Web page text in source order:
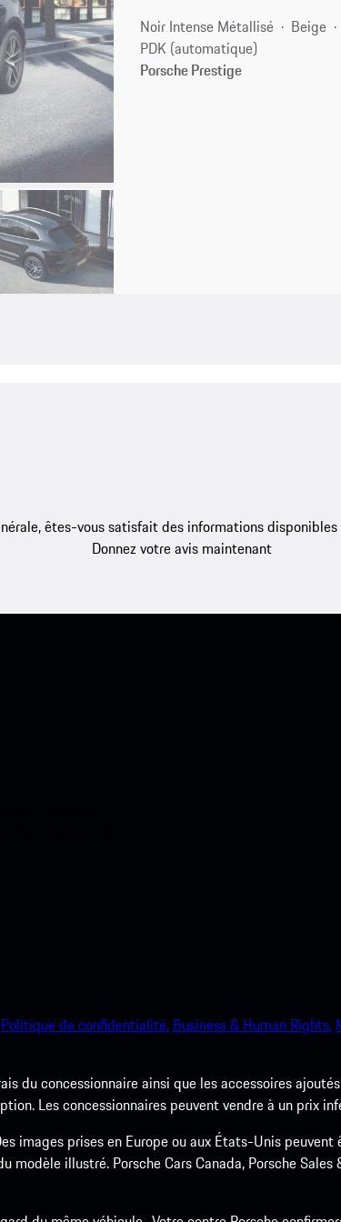
Noir Intense Métallisé Beige
PDK (automatique)
Porsche Prestige
êtes-vous satisfait des informations
Donnez votre avis maintenant
Politique de confidentialité. Business & Human Rights.
du concessionnaire ainsi que les accessoires
Les concessionnaires peuvent vendre à un prix
images prises en Europe ou aux États-Unis
illustré. Porsche Cars Canada, Porsche